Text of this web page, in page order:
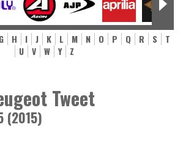
G H I J K L M N O P Q R S
T
U
V W Y Z
Tweet
(2015)